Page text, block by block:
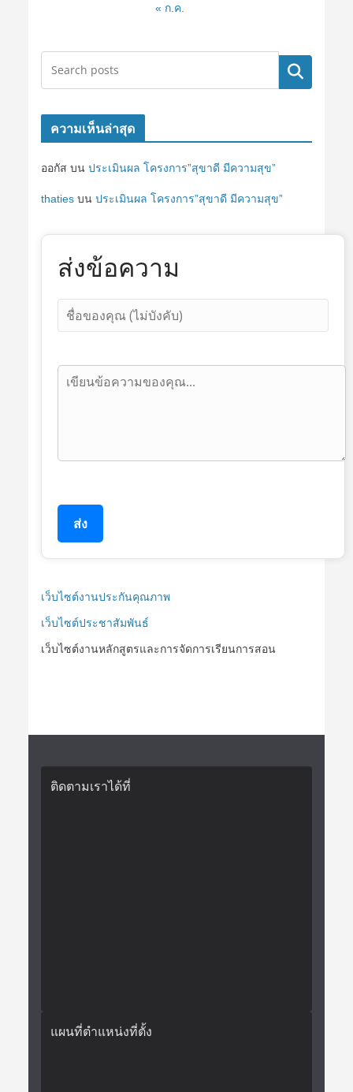
« ก.ค.
ค้นหา
ความเห็นล่าสุด
ออกัส บน ประเมินผล โครงการ”สุขาดี มีความสุข”
thatiesบน ประเมินผล โครงการ”สุขาดี มีความสุข”
ส่งข้อความ
ส่ง
เว็บไซต์งานประกันคุณภาพ
เว็บไซต์ประชาสัมพันธ์
เว็บไซต์งานหลักสูตรและการจัดการเรียนการสอน
ติดตามเราได้ที่
แผนที่ตำแหน่งที่ตั้ง